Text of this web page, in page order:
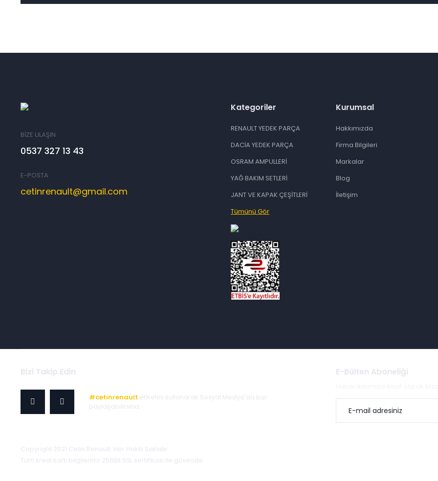
BİZE ULAŞIN
0537 327 13 43
E-POSTA
cetinrenault@gmail.com
Kategoriler
RENAULT YEDEK PARÇA
DACİA YEDEK PARÇA
OSRAM AMPULLERİ
YAĞ BAKIM SETLERİ
JANT VE KAPAK ÇEŞİTLERİ
Tümünü Gör
Kurumsal
Hakkımızda
Firma Bilgileri
Markalar
Blog
İletişim
Bizi Takip Edin
#cetinrenault etiketini kullanarak Sosyal Medya'da bizi
paylaşabilirsiniz.
E-Bülten Aboneliği
Copyright 2021 Cetin Renault. Her Hakkı Saklıdır.
Tüm kredi kartı bilgileriniz 256Bit SSL sertifikası ile güvende.